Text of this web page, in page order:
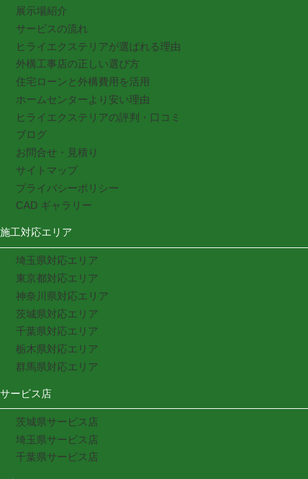
展示場紹介
サービスの流れ
ヒライエクステリアが選ばれる理由
外構工事店の正しい選び方
住宅ローンと外構費用を活用
ホームセンターより安い理由
ヒライエクステリアの評判・口コミ
ブログ
お問合せ・見積り
サイトマップ
プライバシーポリシー
CAD ギャラリー
施工対応エリア
埼玉県対応エリア
東京都対応エリア
神奈川県対応エリア
茨城県対応エリア
千葉県対応エリア
栃木県対応エリア
群馬県対応エリア
サービス店
茨城県サービス店
埼玉県サービス店
千葉県サービス店